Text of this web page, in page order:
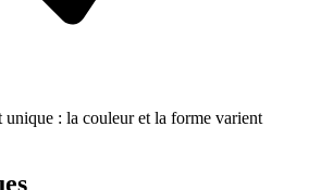
unique : la couleur et la forme varient